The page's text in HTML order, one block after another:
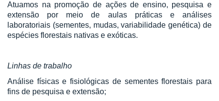
Atuamos na promoção de ações de ensino, pesquisa e
extensão por meio de aulas práticas e análises
laboratoriais (sementes, mudas, variabilidade genética) de
espécies florestais nativas e exóticas.
Linhas de trabalho
Análise físicas e fisiológicas de sementes florestais para
fins de pesquisa e extensão;